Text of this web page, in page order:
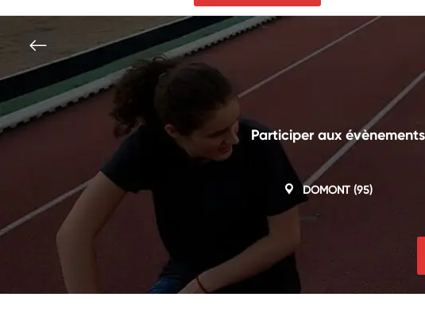
Participer aux
DOMONT(95)